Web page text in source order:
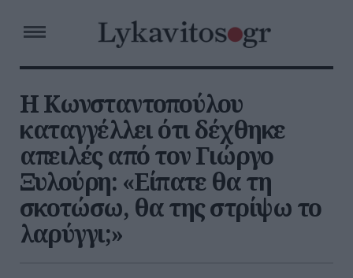
Η Κωνσταντοπούλου
καταγγέλλει ότι δέχθηκε
απειλές από τον Γιώργο
Ξυλούρη: «Είπατε θα τη
σκοτώσω, θα της στρίψω το
λαρύγγι;»